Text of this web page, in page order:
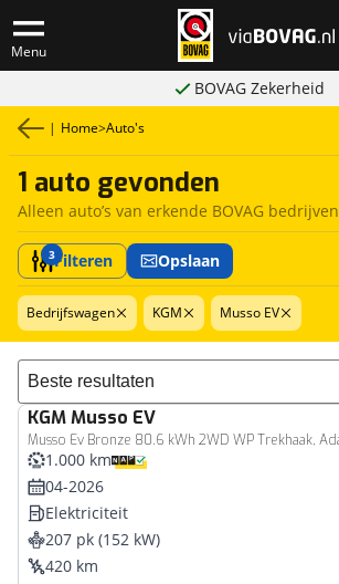
Menu
BOVAG Zekerheid
| Home>Auto's
1 auto gevonden
Alleen auto’s van erkende BOVAG bedrijven
3Filteren Opslaan
Bedrijfswagen KGM Musso EV
Sorteer resultaten
KGMMusso EV
Bedrijfswagen
1.000 km
04-2026
Elektriciteit
207 pk (152 kW)
420 km